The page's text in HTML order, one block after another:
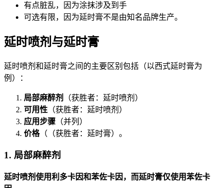
有点脏乱，因为涂抹涉及到手
可选有限，因为延时膏不是由知名品牌生产。
延时喷剂与延时膏
延时喷剂和延时膏之间的主要区别包括（以西式延时膏为
例）：
局部麻醉剂
（获胜者：延时喷剂）
可用性 （获胜者：延时喷剂）
应用步骤 （并列）
价格（（获胜者：延时膏）。
1. 局部麻醉剂
延时喷剂使用利多卡因和苯佐卡因，而延时膏仅使用苯佐卡